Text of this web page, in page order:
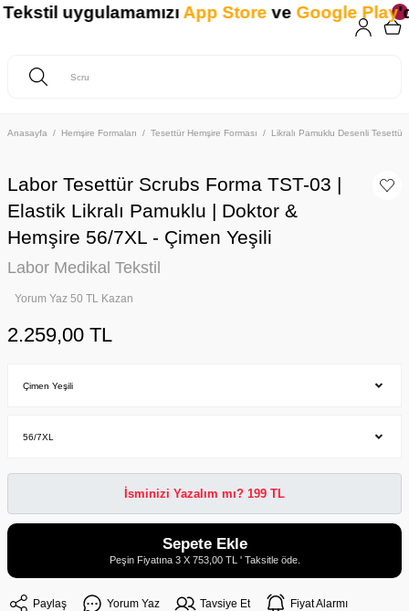
Anasayfa Hemşire Formaları Tesettür Hemşire Forması Likralı Pamuklu Desenli Tesettür
Labor Tesettür Scrubs Forma TST-03 |
Elastik Likralı Pamuklu | Doktor &
Hemşire 56/7XL - Çimen Yeşili
Labor Medikal Tekstil
Yorum Yaz 50 TL Kazan
2.259,00 TL
İsminizi Yazalım mı? 199 TL
Sepete Ekle
Peşin Fiyatına 3 X 753,00 TL ' Taksitle öde.
Paylaş Yorum Yaz Tavsiye Et Fiyat Alarmı
uygulamamızıApp StoreveGoogle Play